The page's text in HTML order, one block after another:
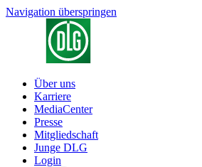
Navigation überspringen
Über uns
Karriere
MediaCenter
Presse
Mitgliedschaft
Junge DLG
Login